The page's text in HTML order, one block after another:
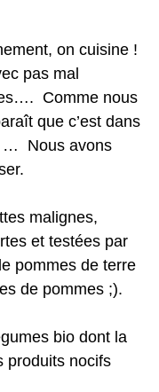
on cuisine !
pas mal
Comme nous
que c’est dans
… Nous avons
malignes,
et testées par
pommes de terre
de pommes ;).
bio dont la
produits nocifs